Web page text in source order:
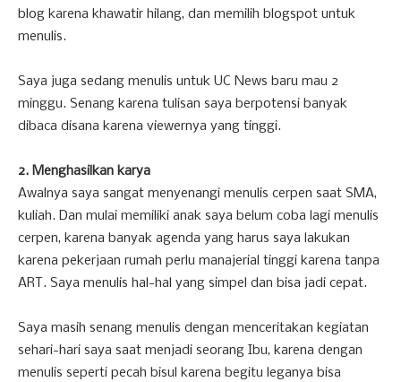
blog karena khawatir hilang, dan memilih blogspot untuk
menulis.
Saya juga sedang menulis untuk UC News baru mau 2
minggu. Senang karena tulisan saya berpotensi banyak
dibaca disana karena viewernya yang tinggi.
2. Menghasilkan karya
Awalnya saya sangat menyenangi menulis cerpen saat SMA,
kuliah. Dan mulai memiliki anak saya belum coba lagi menulis
cerpen, karena banyak agenda yang harus saya lakukan
karena pekerjaan rumah perlu manajerial tinggi karena tanpa
ART. Saya menulis hal-hal yang simpel dan bisa jadi cepat.
Saya masih senang menulis dengan menceritakan kegiatan
sehari-hari saya saat menjadi seorang Ibu, karena dengan
menulis seperti pecah bisul karena begitu leganya bisa